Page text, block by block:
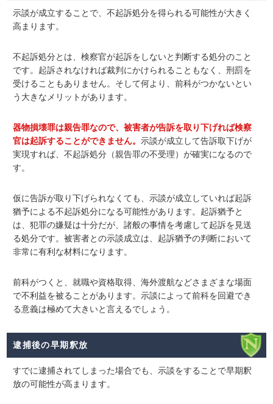
示談が成立することで、不起訴処分を得られる可能性が大きく
高まります。
不起訴処分とは、検察官が起訴をしないと判断する処分のこと
です。起訴されなければ裁判にかけられることもなく、刑罰を
受けることもありません。そして何より、前科がつかないとい
う大きなメリットがあります。
器物損壊罪は親告罪なので、被害者が告訴を取り下げれば検察
官は起訴することができません。示談が成立して告訴取下げが
実現すれば、不起訴処分（親告罪の不受理）が確実になるので
す。
仮に告訴が取り下げられなくても、示談が成立していれば起訴
猶予による不起訴処分になる可能性があります。起訴猶予と
は、犯罪の嫌疑は十分だが、諸般の事情を考慮して起訴を見送
る処分です。被害者との示談成立は、起訴猶予の判断において
非常に有利な材料になります。
前科がつくと、就職や資格取得、海外渡航などさまざまな場面
で不利益を被ることがあります。示談によって前科を回避でき
る意義は極めて大きいと言えるでしょう。
逮捕後の早期釈放
すでに逮捕されてしまった場合でも、示談をすることで早期釈
放の可能性が高まります。